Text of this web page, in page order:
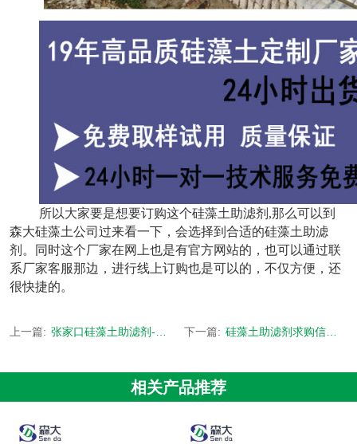
所以大家要是想要订购这个硅藻土助滤剂,那么可以到
森大硅藻土公司过来看一下，会选择到合适的硅藻土助滤
剂。同时这个厂家在网上也是有官方网站的，也可以通过联
系厂家客服那边，进行线上订购也是可以的，不仅方便，还
很快捷的。
上一篇: 下一篇: 硅藻土助滤剂求购信息-1V1定制 24小时出货-[森大硅藻土]
相关产品推荐